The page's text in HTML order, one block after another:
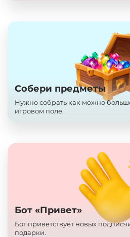
Собери предметы
Нужно собрать как можно
игровом поле.
Бот «Привет»
Бот приветствует новых
подарки.